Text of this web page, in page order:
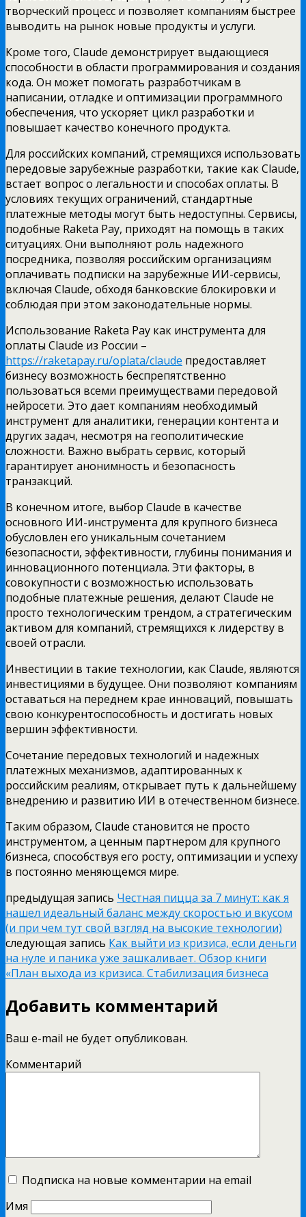
творческий процесс и позволяет компаниям быстрее
выводить на рынок новые продукты и услуги.
Кроме того, Claude демонстрирует выдающиеся
способности в области программирования и создания
кода. Он может помогать разработчикам в
написании, отладке и оптимизации программного
обеспечения, что ускоряет цикл разработки и
повышает качество конечного продукта.
Для российских компаний, стремящихся использовать
передовые зарубежные разработки, такие как Claude,
встает вопрос о легальности и способах оплаты. В
условиях текущих ограничений, стандартные
платежные методы могут быть недоступны. Сервисы,
подобные Raketa Pay, приходят на помощь в таких
ситуациях. Они выполняют роль надежного
посредника, позволяя российским организациям
оплачивать подписки на зарубежные ИИ-сервисы,
включая Claude, обходя банковские блокировки и
соблюдая при этом законодательные нормы.
Использование Raketa Pay как инструмента для
оплаты Claude из России –
https://raketapay.ru/oplata/claude предоставляет
бизнесу возможность беспрепятственно
пользоваться всеми преимуществами передовой
нейросети. Это дает компаниям необходимый
инструмент для аналитики, генерации контента и
других задач, несмотря на геополитические
сложности. Важно выбрать сервис, который
гарантирует анонимность и безопасность
транзакций.
В конечном итоге, выбор Claude в качестве
основного ИИ-инструмента для крупного бизнеса
обусловлен его уникальным сочетанием
безопасности, эффективности, глубины понимания и
инновационного потенциала. Эти факторы, в
совокупности с возможностью использовать
подобные платежные решения, делают Claude не
просто технологическим трендом, а стратегическим
активом для компаний, стремящихся к лидерству в
своей отрасли.
Инвестиции в такие технологии, как Claude, являются
инвестициями в будущее. Они позволяют компаниям
оставаться на переднем крае инноваций, повышать
свою конкурентоспособность и достигать новых
вершин эффективности.
Сочетание передовых технологий и надежных
платежных механизмов, адаптированных к
российским реалиям, открывает путь к дальнейшему
внедрению и развитию ИИ в отечественном бизнесе.
Таким образом, Claude становится не просто
инструментом, а ценным партнером для крупного
бизнеса, способствуя его росту, оптимизации и успеху
в постоянно меняющемся мире.
предыдущая запись Честная пицца за 7 минут: как я
нашел идеальный баланс между скоростью и вкусом
(и при чем тут свой взгляд на высокие технологии)
следующая запись Как выйти из кризиса, если деньги
на нуле и паника уже зашкаливает. Обзор книги
«План выхода из кризиса. Стабилизация бизнеса
Добавить комментарий
Ваш e-mail не будет опубликован.
Комментарий
Подписка на новые комментарии на email
Имя